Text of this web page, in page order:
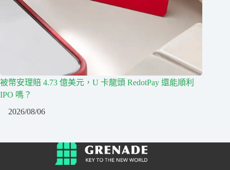
被幣安理賠 4.73 億美元，U 卡龍頭 RedotPay 還能順利
IPO 嗎？
2026/08/06